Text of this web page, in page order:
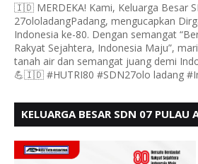
🇮🇩 MERDEKA! Kami, Keluarga Besar
27ololadangPadang, mengucapkan
Indonesia ke-80. Dengan semangat
Rakyat Sejahtera, Indonesia Maju”,
tanah air dan semangat juang demi
💪🇮🇩 #HUTRI80 #SDN27olo ladang
KELUARGA BESAR SDN 07 PULAU